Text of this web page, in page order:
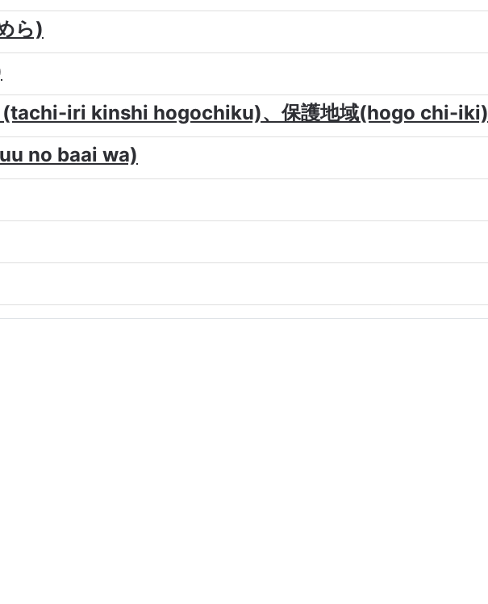
ら)
(tachi-iri kinshi hogochiku)、保護地域(hogo chi-iki)
no baai wa)